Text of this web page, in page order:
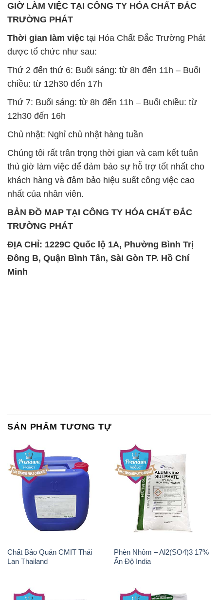
GIỜ LÀM VIỆC TẠI CÔNG TY HÓA CHẤT ĐẮC
TRƯỜNG PHÁT
Thời gian làm việc tại Hóa Chất Đắc Trường Phát
được tổ chức như sau:
Thứ 2 đến thứ 6: Buổi sáng: từ 8h đến 11h – Buổi
chiều: từ 12h30 đến 17h
Thứ 7: Buổi sáng: từ 8h đến 11h – Buổi chiều: từ
12h30 đến 16h
Chủ nhật: Nghỉ chủ nhật hàng tuần
Chúng tôi rất trân trọng thời gian và cam kết tuân
thủ giờ làm việc để đảm bảo sự hỗ trợ tốt nhất cho
khách hàng và đảm bảo hiệu suất công việc cao
nhất của nhân viên.
BẢN ĐỒ MAP TẠI CÔNG TY HÓA CHẤT ĐẮC
TRƯỜNG PHÁT
ĐỊA CHỈ: 1229C Quốc lộ 1A, Phường Bình Trị
Đông B, Quận Bình Tân, Sài Gòn TP. Hồ Chí
Minh
SẢN PHẨM TƯƠNG TỰ
Chất Bảo Quản CMIT Thái
Lan Thailand
Phèn Nhôm – Al2(SO4)3 17%
Ấn Độ India